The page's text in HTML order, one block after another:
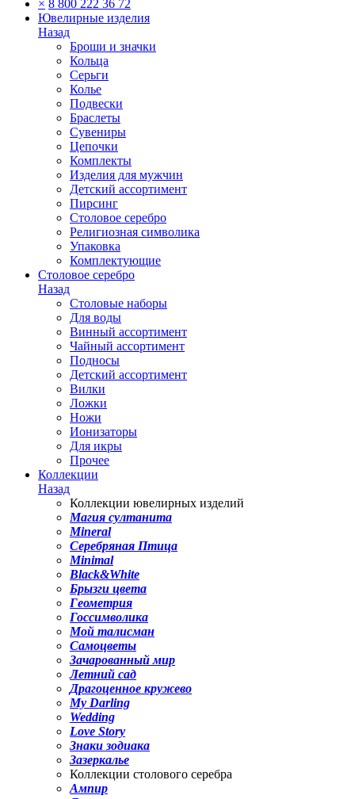
× 8 800 222 36 72
Ювелирные изделия
Назад
Броши и значки
Кольца
Серьги
Колье
Подвески
Браслеты
Сувениры
Цепочки
Комплекты
Изделия для мужчин
Детский ассортимент
Пирсинг
Столовое серебро
Религиозная символика
Упаковка
Комплектующие
Столовое серебро
Назад
Столовые наборы
Для воды
Винный ассортимент
Чайный ассортимент
Подносы
Детский ассортимент
Вилки
Ложки
Ножи
Ионизаторы
Для икры
Прочее
Коллекции
Назад
Коллекции ювелирных изделий
Магия султанита
Mineral
Серебряная Птица
Minimal
Black&White
Брызги цвета
Геометрия
Госсимволика
Мой талисман
Самоцветы
Зачарованный мир
Летний сад
Драгоценное кружево
My Darling
Wedding
Love Story
Знаки зодиака
Зазеркалье
Коллекции столового серебра
Ампир